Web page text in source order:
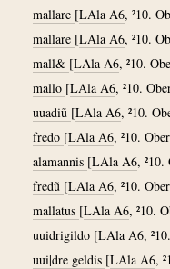
mallare [LAla A6, ²10.
mallare [LAla A6, ²10.
mall& [LAla A6, ²10.
mallo [LAla A6, ²10.
uuadiũ [LAla A6, ²10.
fredo [LAla A6, ²10.
alamannis [LAla A6,
fredũ [LAla A6, ²10.
mallatus [LAla A6, ²10.
uuidrigildo [LAla A6,
uui|dre geldis [LAla A6,